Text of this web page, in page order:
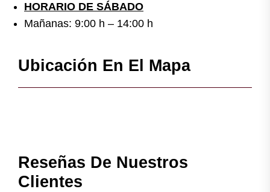
HORARIO DE SÁBADO
Mañanas: 9:00 h – 14:00 h
Ubicación En El Mapa
Reseñas De Nuestros
Clientes